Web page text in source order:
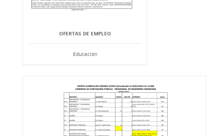
OFERTAS DE EMPLEO
Educación